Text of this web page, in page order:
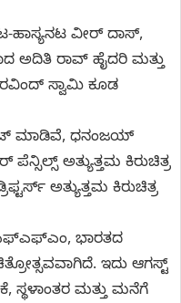
ಹಾಸ್ಯನಟ ವೀರ್ ದಾಸ್,
ಅದಿತಿ ರಾವ್ ಹೈದರಿ ಮತ್ತು
ಸ್ವಾಮಿ ಕೂಡ
ಮಾಡಿವೆ, ಧನಂಜಯ್
ಅತ್ಯುತ್ತಮ ಕಿರುಚಿತ್ರ
ಅತ್ಯುತ್ತಮ ಕಿರುಚಿತ್ರ
ಭಾರತದ
ಇದು ಆಗಸ್ಟ್
ಸ್ಥಳಾಂತರ ಮತ್ತು ಮನೆಗೆ